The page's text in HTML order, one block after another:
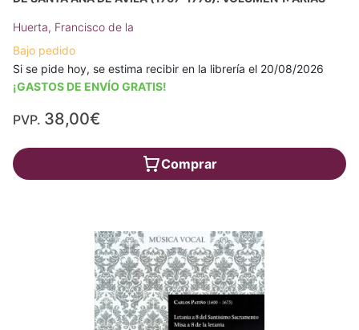
Huerta, Francisco de la
Bajo pedido
Si se pide hoy, se estima recibir en la librería el 20/08/2026
¡GASTOS DE ENVÍO GRATIS!
PVP. 38,00€
Comprar